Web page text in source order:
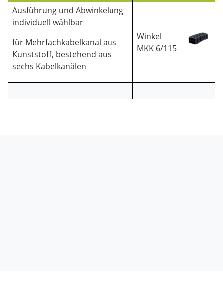
Ausführung und Abwinkelung
individuell wählbar
für Mehrfachkabelkanal aus
Kunststoff, bestehend aus
sechs Kabelkanälen
Winkel
MKK 6/115